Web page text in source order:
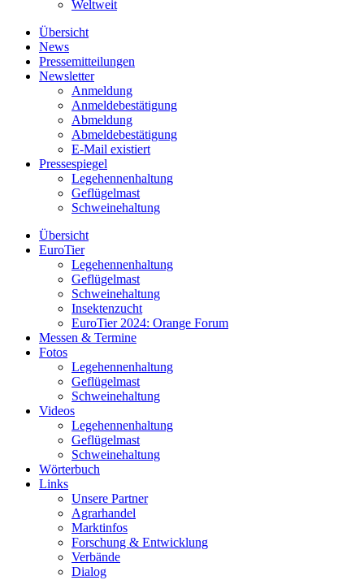
Weltweit
Übersicht
News
Pressemitteilungen
Newsletter
Anmeldung
Anmeldebestätigung
Abmeldung
Abmeldebestätigung
E-Mail existiert
Pressespiegel
Legehennenhaltung
Geflügelmast
Schweinehaltung
Übersicht
EuroTier
Legehennenhaltung
Geflügelmast
Schweinehaltung
Insektenzucht
EuroTier 2024: Orange Forum
Messen & Termine
Fotos
Legehennenhaltung
Geflügelmast
Schweinehaltung
Videos
Legehennenhaltung
Geflügelmast
Schweinehaltung
Wörterbuch
Links
Unsere Partner
Agrarhandel
Marktinfos
Forschung & Entwicklung
Verbände
Dialog